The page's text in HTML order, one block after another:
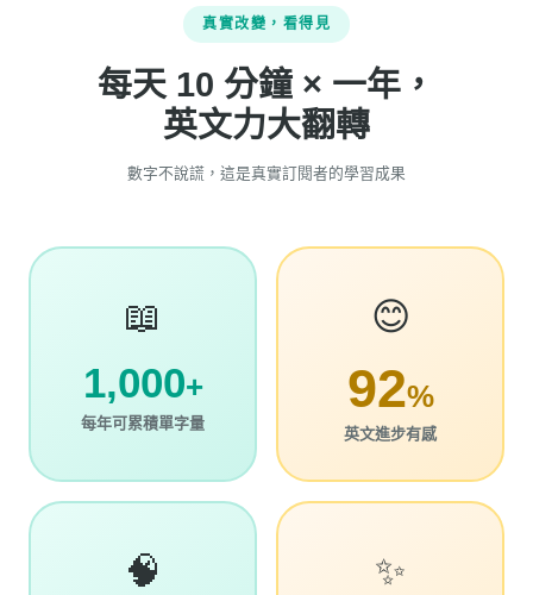
真實改變，看得見
每天 10 分鐘 × 一年，
英文力大翻轉
數字不說謊，這是真實訂閱者的學習成果
📖
1,000+
每年可累積單字量
😊
92%
英文進步有感
🧠 ✨